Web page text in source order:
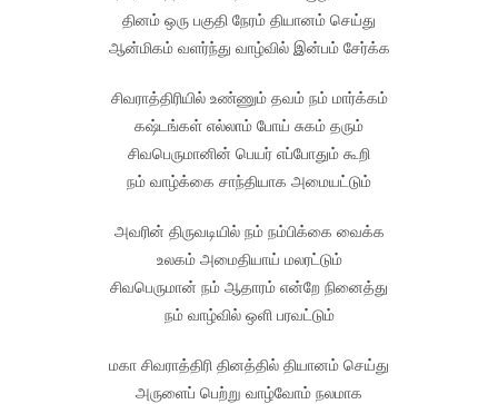
தினம் ஒரு பகுதி நேரம் தியானம் செய்து
ஆன்மிகம் வளர்ந்து வாழ்வில் இன்பம் சேர்க்க
சிவராத்திரியில் உண்ணும் தவம் நம் மார்க்கம்
கஷ்டங்கள் எல்லாம் போய் சுகம் தரும்
சிவபெருமானின் பெயர் எப்போதும் கூறி
நம் வாழ்க்கை சாந்தியாக அமையட்டும்
அவரின் திருவடியில் நம் நம்பிக்கை வைக்க
உலகம் அமைதியாய் மலரட்டும்
சிவபெருமான் நம் ஆதாரம் என்றே நினைத்து
நம் வாழ்வில் ஒளி பரவட்டும்
மகா சிவராத்திரி தினத்தில் தியானம் செய்து
அருளைப் பெற்று வாழ்வோம் நலமாக